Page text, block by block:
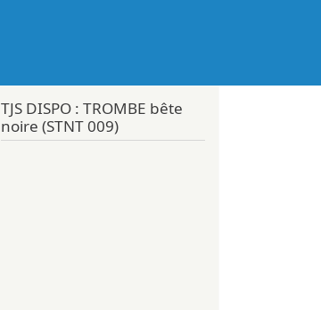
TJS DISPO : TROMBE bête
noire (STNT 009)